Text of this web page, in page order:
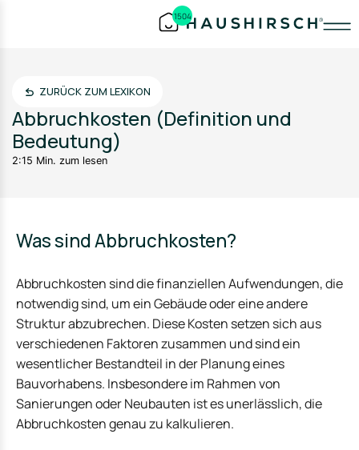
1504
ZURÜCK ZUM LEXIKON
Abbruchkosten (Definition und
Bedeutung)
2:15 Min. zum lesen
Was sind Abbruchkosten?
Abbruchkosten sind die finanziellen Aufwendungen, die
notwendig sind, um ein Gebäude oder eine andere
Struktur abzubrechen. Diese Kosten setzen sich aus
verschiedenen Faktoren zusammen und sind ein
wesentlicher Bestandteil in der Planung eines
Bauvorhabens. Insbesondere im Rahmen von
Sanierungen oder Neubauten ist es unerlässlich, die
Abbruchkosten genau zu kalkulieren.